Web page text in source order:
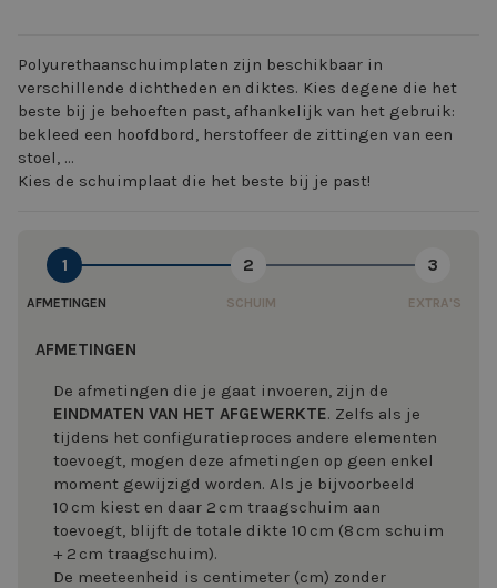
Polyurethaanschuimplaten zijn beschikbaar in
verschillende dichtheden en diktes. Kies degene die het
beste bij je behoeften past, afhankelijk van het gebruik:
bekleed een hoofdbord, herstoffeer de zittingen van een
stoel, ...
Kies de schuimplaat die het beste bij je past!
1
AFMETINGEN
2
SCHUIM
3
EXTRA'S
AFMETINGEN
De afmetingen die je gaat invoeren, zijn de
EINDMATEN VAN HET AFGEWERKTE. Zelfs als je
tijdens het configuratieproces andere elementen
toevoegt, mogen deze afmetingen op geen enkel
moment gewijzigd worden. Als je bijvoorbeeld
10 cm kiest en daar 2 cm traagschuim aan
toevoegt, blijft de totale dikte 10 cm (8 cm schuim
+ 2 cm traagschuim).
De meeteenheid is centimeter (cm) zonder